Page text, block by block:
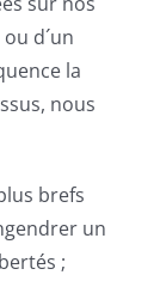
d´un
la
nous
brefs
un
;